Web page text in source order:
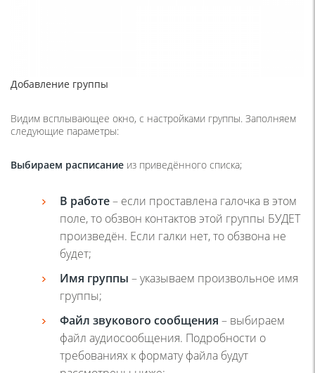
Добавление группы
Видим всплывающее окно, с настройками группы. Заполняем
следующие параметры:
Выбираем расписание из приведённого списка;
В работе– если проставлена галочка в этом
поле, то обзвон контактов этой группы БУДЕТ
произведён. Если галки нет, то обзвона не
будет;
Имя группы – указываем произвольное имя
группы;
Файл звукового сообщения – выбираем
файл аудиосообщения. Подробности о
требованиях к формату файла будут